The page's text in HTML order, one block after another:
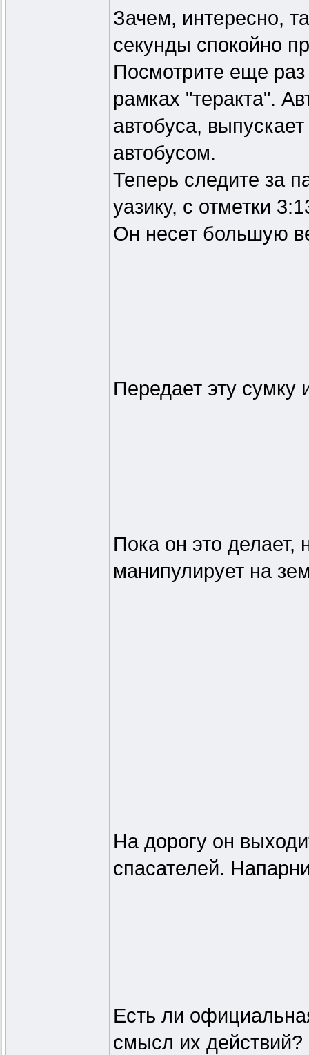
Зачем, интересно,
секунды спокойно
Посмотрите еще
рамках "теракта".
автобуса,
автобусом.
Теперь следите за
уазику, с отметки
Он несет большую
Передает эту сумку
Пока он это делает,
манипулирует на
На дорогу он
спасателей.
Есть ли
смысл их